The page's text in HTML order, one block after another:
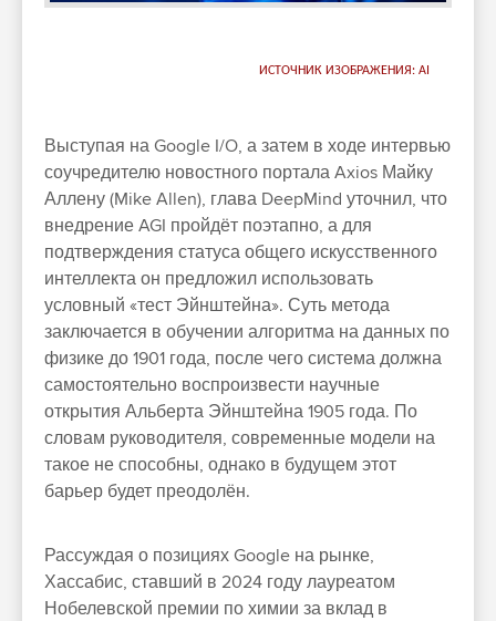
ИСТОЧНИК ИЗОБРАЖЕНИЯ: AI
Выступая на Google I/O, а затем в ходе интервью
соучредителю новостного портала Axios Майку
Аллену (Mike Allen), глава DeepMind уточнил, что
внедрение AGI пройдёт поэтапно, а для
подтверждения статуса общего искусственного
интеллекта он предложил использовать
условный «тест Эйнштейна». Суть метода
заключается в обучении алгоритма на данных по
физике до 1901 года, после чего система должна
самостоятельно воспроизвести научные
открытия Альберта Эйнштейна 1905 года. По
словам руководителя, современные модели на
такое не способны, однако в будущем этот
барьер будет преодолён.
Рассуждая о позициях Google на рынке,
Хассабис, ставший в 2024 году лауреатом
Нобелевской премии по химии за вклад в